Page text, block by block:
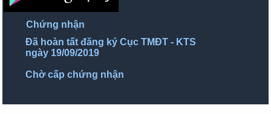
Chứng nhận
Đã hoàn tất đăng ký Cục TMĐT - KTS
ngày 19/09/2019
Chờ cấp chứng nhận